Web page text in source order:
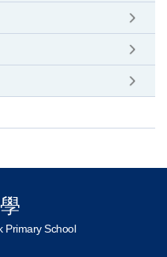
Primary School